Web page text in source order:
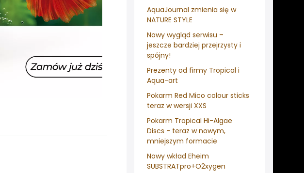
AquaJournal zmienia się w
NATURE STYLE
Nowy wygląd serwisu –
jeszcze bardziej przejrzysty i
spójny!
Prezenty od firmy Tropical i
Aqua-art
Pokarm Red Mico colour sticks
teraz w wersji XXS
Pokarm Tropical Hi-Algae
Discs - teraz w nowym,
mniejszym formacie
Nowy wkład Eheim
SUBSTRATpro+O2xygen